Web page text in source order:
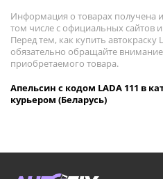
Информация о товарах получена
том числе с официальных сайтов
Перед тем, как купить автокраску
обязательно обращайте
приобретаемого товара.
Апельсин с кодом LADA 111 в
курьером (Беларусь)